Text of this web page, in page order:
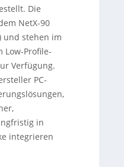
sich per
Ein
auf
den Cyber
2027) durch
von
UA, MQTT)
sowie
und den
im
Die
NetX-90
und stehen im
Low-Profile-
Verfügung.
PC-
in
integrieren